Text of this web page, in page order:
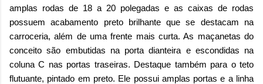
amplas rodas de 18 a 20 polegadas e as caixas de rodas
possuem acabamento preto brilhante que se destacam na
carroceria, além de uma frente mais curta. As maçanetas do
conceito são embutidas na porta dianteira e escondidas na
coluna C nas portas traseiras. Destaque também para o teto
flutuante, pintado em preto. Ele possui amplas portas e a linha